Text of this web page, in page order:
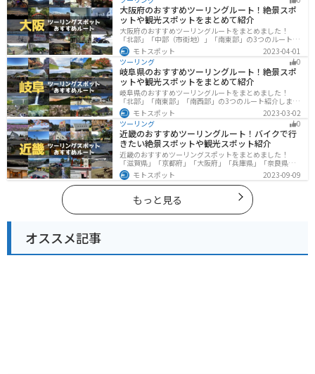
楽しめるツーリングスポットまで多数あります。バイク
で神奈川県にツーリングに行く際は参考にしてくださ
い。
大阪府のおすすめツーリングルート！絶景スポ
ットや観光スポットをまとめて紹介
大阪府のおすすめツーリングルートをまとめました！
「北部」「中部（市街地）」「南東部」の3つのルート紹
介します。歴史と近代が融合した魅力的なエリアで様々
な楽しみ方ができます。バイクで大阪府にツーリングに
行く際は参考にしてください。
モトスポット
2023-04-01
ツーリング
0
岐阜県のおすすめツーリングルート！絶景スポ
ットや観光スポットをまとめて紹介
岐阜県のおすすめツーリングルートをまとめました！
「北部」「南東部」「南西部」の3つのルート紹介しま
す。自然豊かな山が充実しており、山を生かした施設や
グルメ、絶景スポットなど、自然を満喫するツーリング
ができます。バイクで岐阜県にツーリングに行く際は参
考にしてください。
モトスポット
2023-03-02
ツーリング
0
近畿のおすすめツーリングルート！バイクで行
きたい絶景スポットや観光スポット紹介
近畿のおすすめツーリングスポットをまとめました！
「滋賀県」「京都府」「大阪府」「兵庫県」「奈良県」
「和歌山」の各県の観光地紹介します。自然豊かな山々
や湖、温泉地が点在し、四季折々の景色を楽しめるスポ
ットが多数あります。バイクで近畿にツーリングに行く
際は参考にしてください。
モトスポット 2023-09-09
もっと見る
オススメ記事